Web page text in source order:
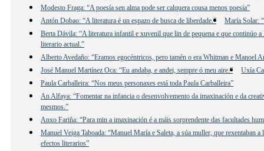
Modesto Fraga: “A poesía sen alma pode ser calquera cousa menos poesía”
Antón Dobao: “A literatura é un espazo de busca de liberdade.”
María Solar:
Berta Dávila: “A literatura infantil e xuvenil que lin de pequena e que continúo
literario actual.”
Alberto Avedaño: “Eramos egocéntricos, pero tamén o era Whitman e Manoel
José Manuel Martínez Oca: “Eu andaba, e andei, sempre ó meu aire.”
Uxía
Paula Carballeira: “Nos meus personaxes está toda Paula Carballeira”
An Alfaya: “Fomentar na infancia o desenvolvemento da imaxinación e da
mesmos.”
Anxo Fariña: “Para min a imaxinación é a máis sorprendente das facultades
Manuel Veiga Taboada: “Manuel María e Saleta, a súa muller, que rexentaban
efectos literarios”